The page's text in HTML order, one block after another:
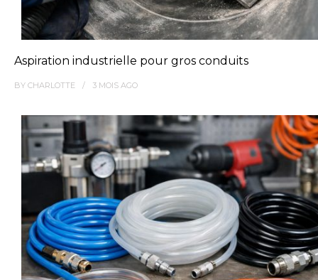
Aspiration industrielle pour gros conduits
BY CHARLOTTE 3 MOIS AGO